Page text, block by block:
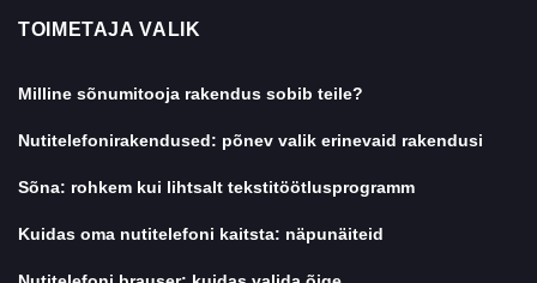
TOIMETAJA VALIK
Milline sõnumitooja rakendus sobib teile?
Nutitelefonirakendused: põnev valik erinevaid rakendusi
Sõna: rohkem kui lihtsalt tekstitöötlusprogramm
Kuidas oma nutitelefoni kaitsta: näpunäiteid